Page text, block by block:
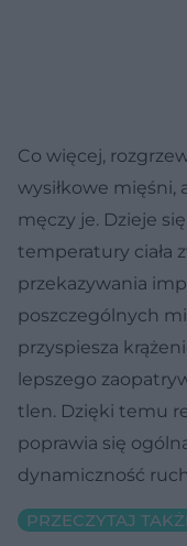
Co więcej,
wysiłkowe mięśni,
męczy je. Dzieje
temperatury ciała
przekazywania
poszczególnych
przyspiesza
lepszego
tlen. Dzięki temu
poprawia się
dynamiczność
PRZECZYTAJ